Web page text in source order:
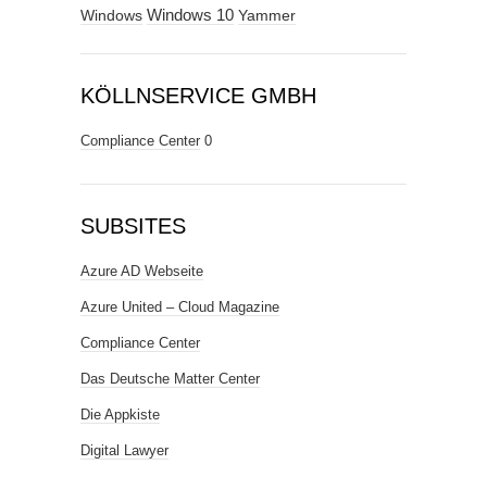
Windows Windows 10 Yammer
KÖLLNSERVICE GMBH
Compliance Center 0
SUBSITES
Azure AD Webseite
Azure United – Cloud Magazine
Compliance Center
Das Deutsche Matter Center
Die Appkiste
Digital Lawyer